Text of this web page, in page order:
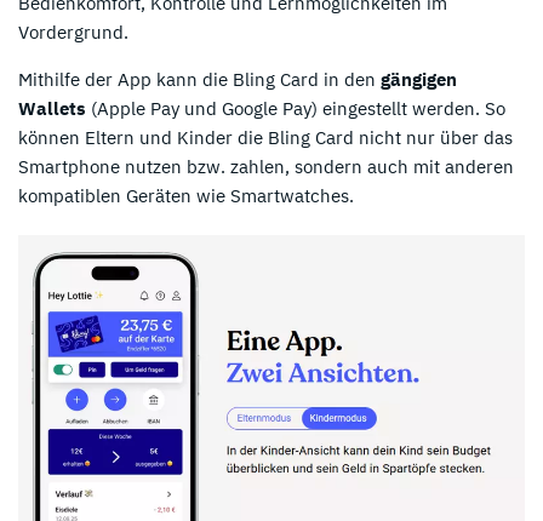
Vordergrund.
Mithilfe der App kann die Bling Card in den gängigen
Wallets (Apple Pay und Google Pay) eingestellt werden. So
können Eltern und Kinder die Bling Card nicht nur über das
Smartphone nutzen bzw. zahlen, sondern auch mit anderen
kompatiblen Geräten wie Smartwatches.